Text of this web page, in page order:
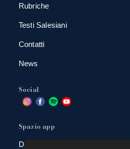
Rubriche
Testi Salesiani
Contatti
News
Social
Spazio app
DBAnima